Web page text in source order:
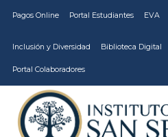
Pagos Online Portal Estudiantes EVA
Inclusión y Diversidad Biblioteca Digital
Portal Colaboradores
CARRERAS
VIDA